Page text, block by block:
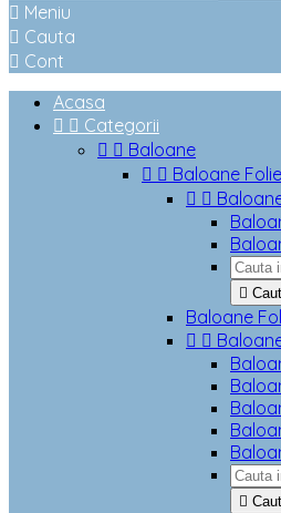
 Meniu
 Cauta
 Cont
Acasa
  Categorii
  Baloane
  Baloane Folie
 

Baloane
 
